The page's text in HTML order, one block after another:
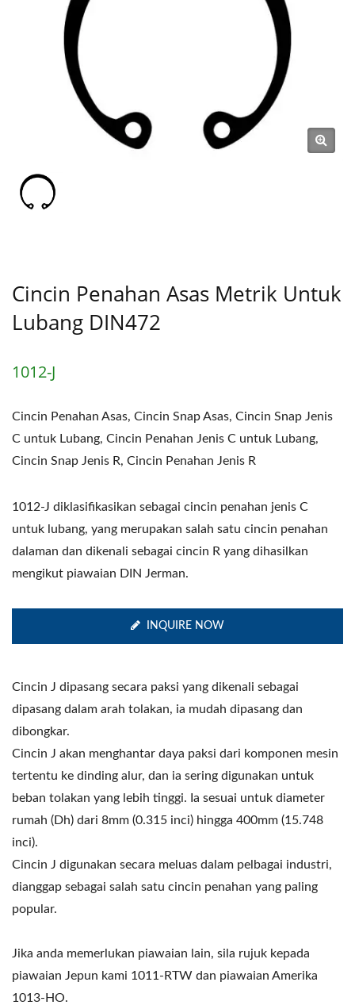
Jenis C, Cuci, Nut Kunci, Klip,
Cincin Snap, Pin) Sejak 1991 |
SHOU LONG
Cincin Penahan Asas Metrik Untuk
Lubang DIN472
1012-J
Cincin Penahan Asas, Cincin Snap Asas, Cincin Snap Jenis
C untuk Lubang, Cincin Penahan Jenis C untuk Lubang,
Cincin Snap Jenis R, Cincin Penahan Jenis R
1012-J diklasifikasikan sebagai cincin penahan jenis C
untuk lubang, yang merupakan salah satu cincin penahan
dalaman dan dikenali sebagai cincin R yang dihasilkan
mengikut piawaian DIN Jerman.
INQUIRE NOW
Cincin J dipasang secara paksi yang dikenali sebagai
dipasang dalam arah tolakan, ia mudah dipasang dan
dibongkar.
Cincin J akan menghantar daya paksi dari komponen mesin
tertentu ke dinding alur, dan ia sering digunakan untuk
beban tolakan yang lebih tinggi. Ia sesuai untuk diameter
rumah (Dh) dari 8mm (0.315 inci) hingga 400mm (15.748
inci).
Cincin J digunakan secara meluas dalam pelbagai industri,
dianggap sebagai salah satu cincin penahan yang paling
popular.
Jika anda memerlukan piawaian lain, sila rujuk kepada
piawaian Jepun kami 1011-RTW dan piawaian Amerika
1013-HO.